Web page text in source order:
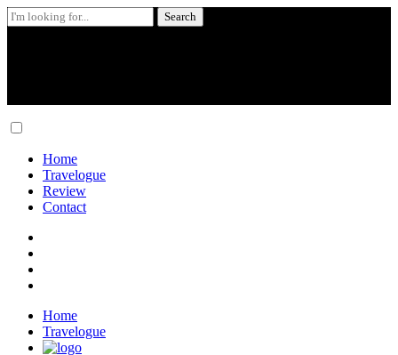
Search
for:
Skip
contentHome
Travelogue
Review
Contact
Home
Travelogue